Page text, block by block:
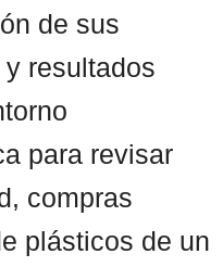
de sus
resultados
para revisar
compras
plásticos de un